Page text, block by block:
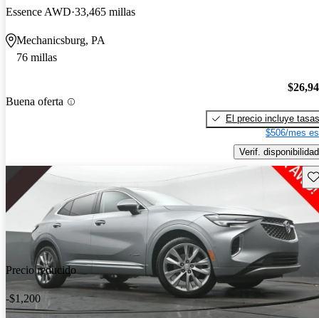
Essence AWD 33,465 millas
Mechanicsburg, PA
76 millas
Buena oferta
El precio incluye tasas
$506/mes
Verif. disponibilidad
Precio reducido
-$1,200